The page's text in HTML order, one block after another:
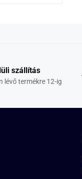
szállítás
lévő termékre 12-ig